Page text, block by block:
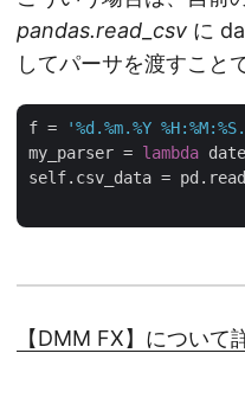
pandas.read_csv に
してパーサを渡すこと
f =
'%d.%m.%Y
my_parser = lambda
self.csv_data =
【DMM FX】について